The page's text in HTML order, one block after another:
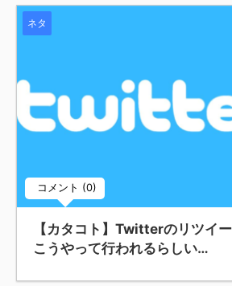
コメント (0)
ネタ
【カタコト】Twitterのリツイ
こうやって行われるらしい…